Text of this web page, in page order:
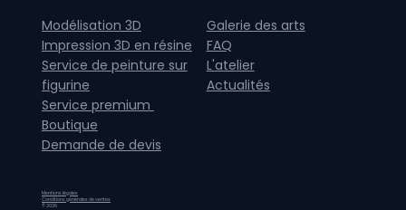
Modélisation 3D
Impression 3D en résine
Service de peinture sur
figurine
Service premium
Boutique
Demande de devis
Galerie des arts
FAQ
L'atelier
Actualités
Mentions légales
Conditions générales de ventes
© 2026